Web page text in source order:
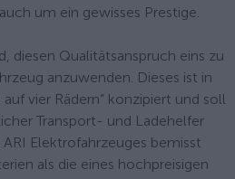
um ein gewisses Prestige.
diesen Qualitätsanspruch eins zu
anzuwenden. Dieses ist in
vier Rädern“ konzipiert und soll
Transport- und Ladehelfer
Elektrofahrzeuges bemisst
als die eines hochpreisigen